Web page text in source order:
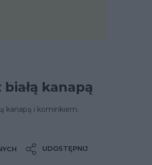
białą kanapą
kanapą i kominkiem.
UDOSTĘPNIJ